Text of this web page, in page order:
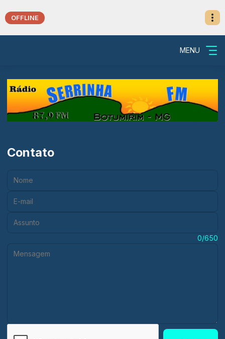
OFFLINE
MENU
Contato
0/650